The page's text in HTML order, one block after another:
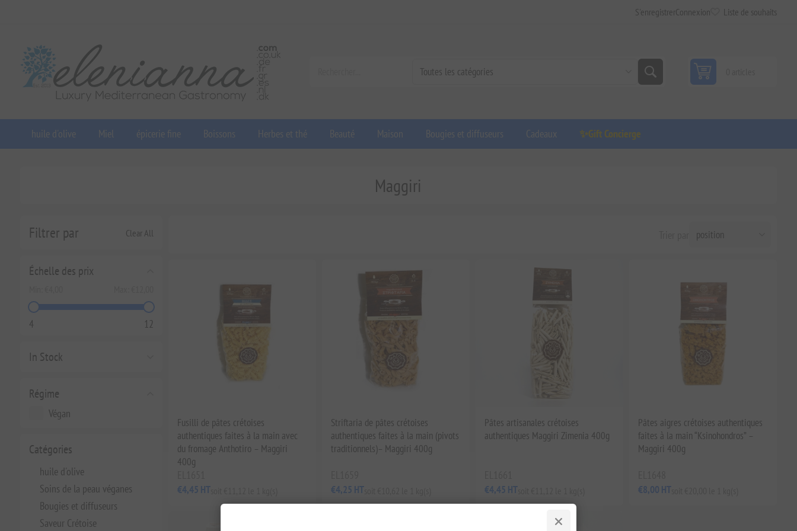
S'enregistrerConnexion Liste de souhaits
huile d'olive Miel épicerie fine Boissons Herbes et thé Beauté Maison Bougies et diffuseurs Cadeaux ✨Gift Concierge
Filtrer par Clear All
Échelle des prix
4 12
In Stock
Régime
Végan
Catégories
huile d'olive
Soins de la peau véganes
Bougies et diffuseurs
Saveur Crétoise
Maggiri
Fusilli de pâtes crétoises
authentiques faites à la main avec
du fromage Anthotiro – Maggiri
400g
€4,45 HTsoit €11,12 le 1 kg(s)
Striftaria de pâtes crétoises
authentiques faites à la main (pivots
traditionnels)– Maggiri 400g
€4,25 HTsoit €10,62 le 1 kg(s)
Pâtes artisanales crétoises
authentiques Maggiri Zimenia 400g
€4,45 HTsoit €11,12 le 1 kg(s)
Pâtes aigres crétoises authentiques
faites à la main “Ksinohondros” –
Maggiri 400g
€8,00 HT